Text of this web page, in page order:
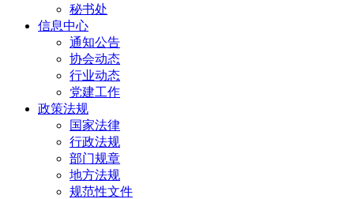
秘书处
信息中心
通知公告
协会动态
行业动态
党建工作
政策法规
国家法律
行政法规
部门规章
地方法规
规范性文件